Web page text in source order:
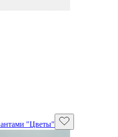
"Цветы"